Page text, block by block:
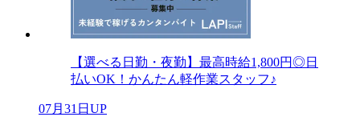
【選べる日勤・夜勤】最高時給1,800円◎日
払いOK！かんたん軽作業スタッフ♪
07月31日UP